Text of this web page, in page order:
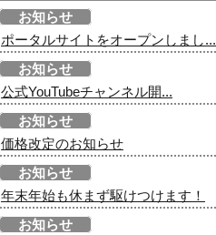
お知らせ
ポータルサイトをオープンしまし...
お知らせ
公式YouTubeチャンネル開...
お知らせ
価格改定のお知らせ
お知らせ
年末年始も休まず駆けつけます！
お知らせ